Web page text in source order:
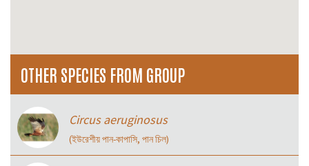
OTHER SPECIES FROM GROUP
Circus aeruginosus
(ইউরেশীয় পান-কাপাসি, পান চিল)